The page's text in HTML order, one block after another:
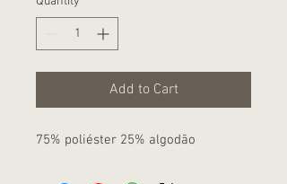
Add to Cart
75% poliéster 25% algodão